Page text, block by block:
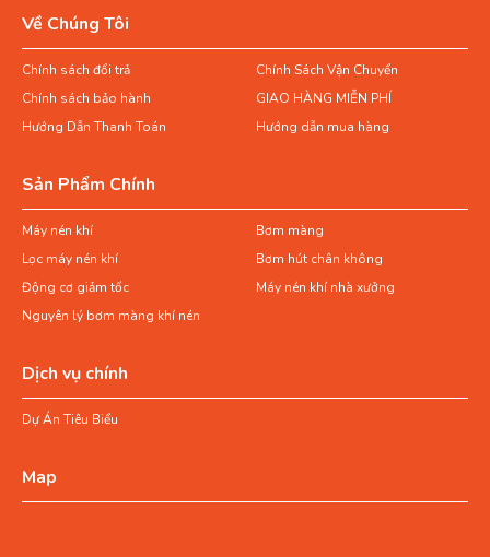
Về Chúng Tôi
Chính sách đổi trả
Chính Sách Vận Chuyển
Chính sách bảo hành
GIAO HÀNG MIỄN PHÍ
Hướng Dẫn Thanh Toán
Hướng dẫn mua hàng
Sản Phẩm Chính
Máy nén khí
Bơm màng
Lọc máy nén khí
Bơm hút chân không
Động cơ giảm tốc
Máy nén khí nhà xưởng
Nguyên lý bơm màng khí nén
Dịch vụ chính
Dự Án Tiêu Biểu
Map